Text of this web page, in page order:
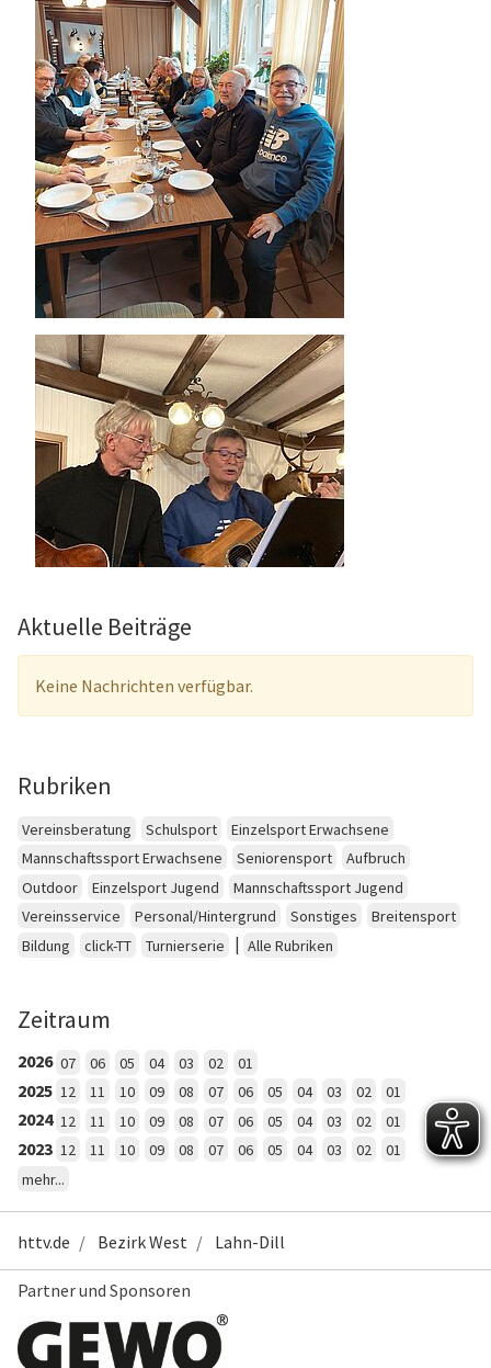
Aktuelle Beiträge
Keine Nachrichten verfügbar.
Rubriken
Vereinsberatung Schulsport
Einzelsport Erwachsene
Mannschaftssport Erwachsene
Seniorensport
Aufbruch
Outdoor
Einzelsport Jugend
Mannschaftssport Jugend
Vereinsservice
Personal/Hintergrund Sonstiges
Breitensport
Bildung
click-TT Turnierserie | Alle Rubriken
Zeitraum
2026 07 06 05 04 03 02 01
2025 12 11 10 09 08 07 06 05 04 03 02 01
2024 12 11 10 09 08 07 06 05 04 03 02 01
2023 12 11 10 09 08 07 06 05 04 03 02
01
mehr...
httv.de Bezirk West Lahn-Dill
Partner und Sponsoren